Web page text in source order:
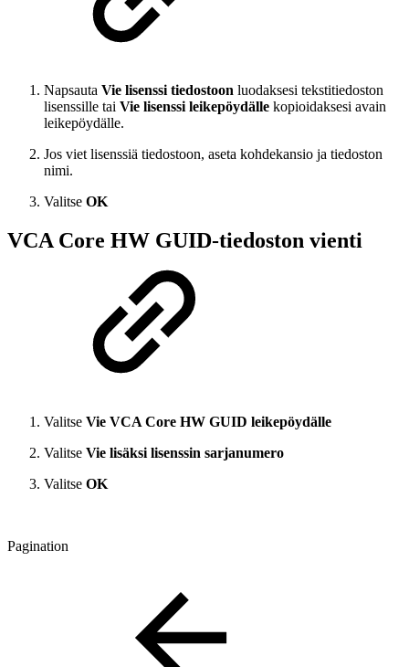
Napsauta Vie lisenssi tiedostoon luodaksesi tekstitiedoston
lisenssille tai Vie lisenssi leikepöydälle kopioidaksesi avain
leikepöydälle.
Jos viet lisenssiä tiedostoon, aseta kohdekansio ja tiedoston
nimi.
Valitse OK
VCA Core HW GUID-tiedoston vienti
Valitse Vie VCA Core HW GUID leikepöydälle
Valitse Vie lisäksi lisenssin sarjanumero
Valitse OK
Pagination